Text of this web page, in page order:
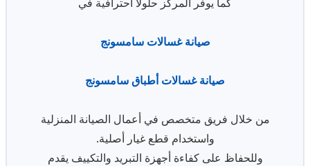
صيانة غسالات سامسونج
صيانة غسالات أطباق سامسونج
من خلال فريق متخصص في أعمال الصيانة المنزلية
واستخدام قطع غيار أصلية.
وللحفاظ على كفاءة أجهزة التبريد والتكييف يقدم